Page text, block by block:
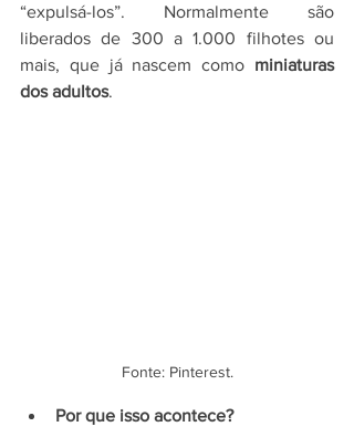
“expulsá-los”. Normalmente são
liberados de 300 a 1.000 filhotes ou
mais, que já nascem como miniaturas
dos adultos.
Fonte: Pinterest.
Por que isso acontece?